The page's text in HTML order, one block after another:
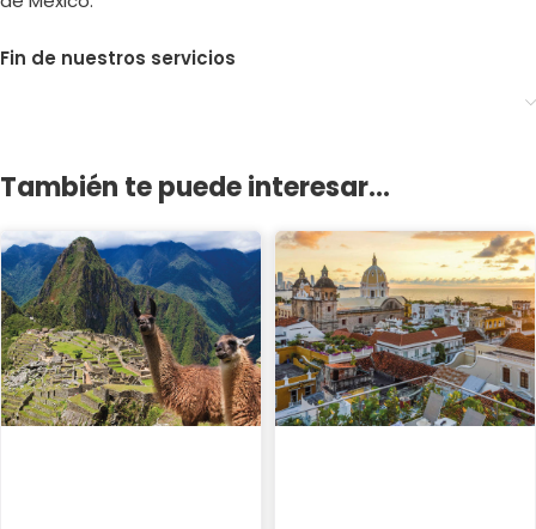
Fin de nuestros servicios
También te puede interesar...